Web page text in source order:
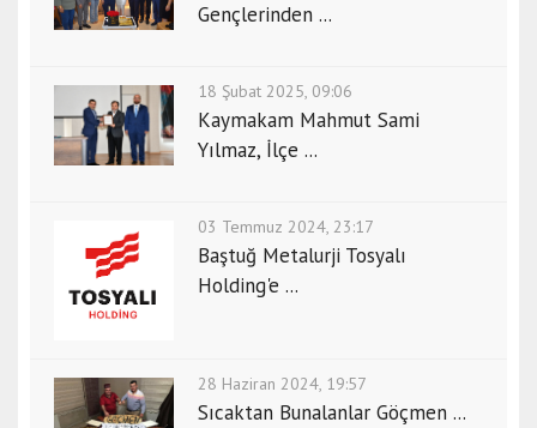
Gençlerinden ...
18 Şubat 2025, 09:06
Kaymakam Mahmut Sami
Yılmaz, İlçe ...
03 Temmuz 2024, 23:17
Baştuğ Metalurji Tosyalı
Holding'e ...
28 Haziran 2024, 19:57
Sıcaktan Bunalanlar Göçmen ...